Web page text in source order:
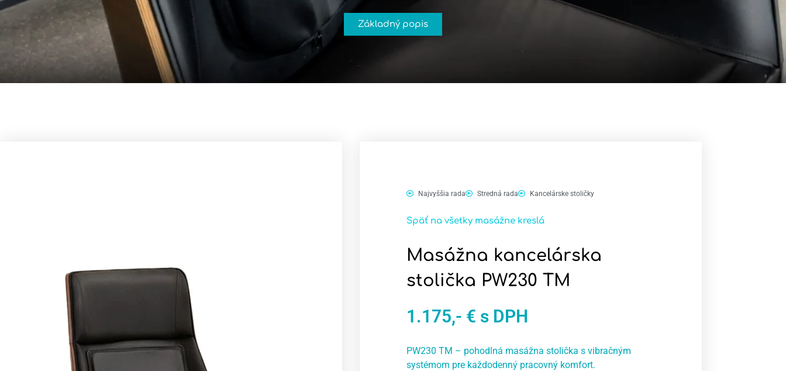
Základný popis
Najvyššia rada Stredná rada Kancelárske stoličky
Späť na všetky masážne kreslá
Masážna kancelárska
stolička PW230 TM
1.175,- € s DPH
PW230 TM – pohodlná masážna stolička s vibračným
systémom pre každodenný pracovný komfort.